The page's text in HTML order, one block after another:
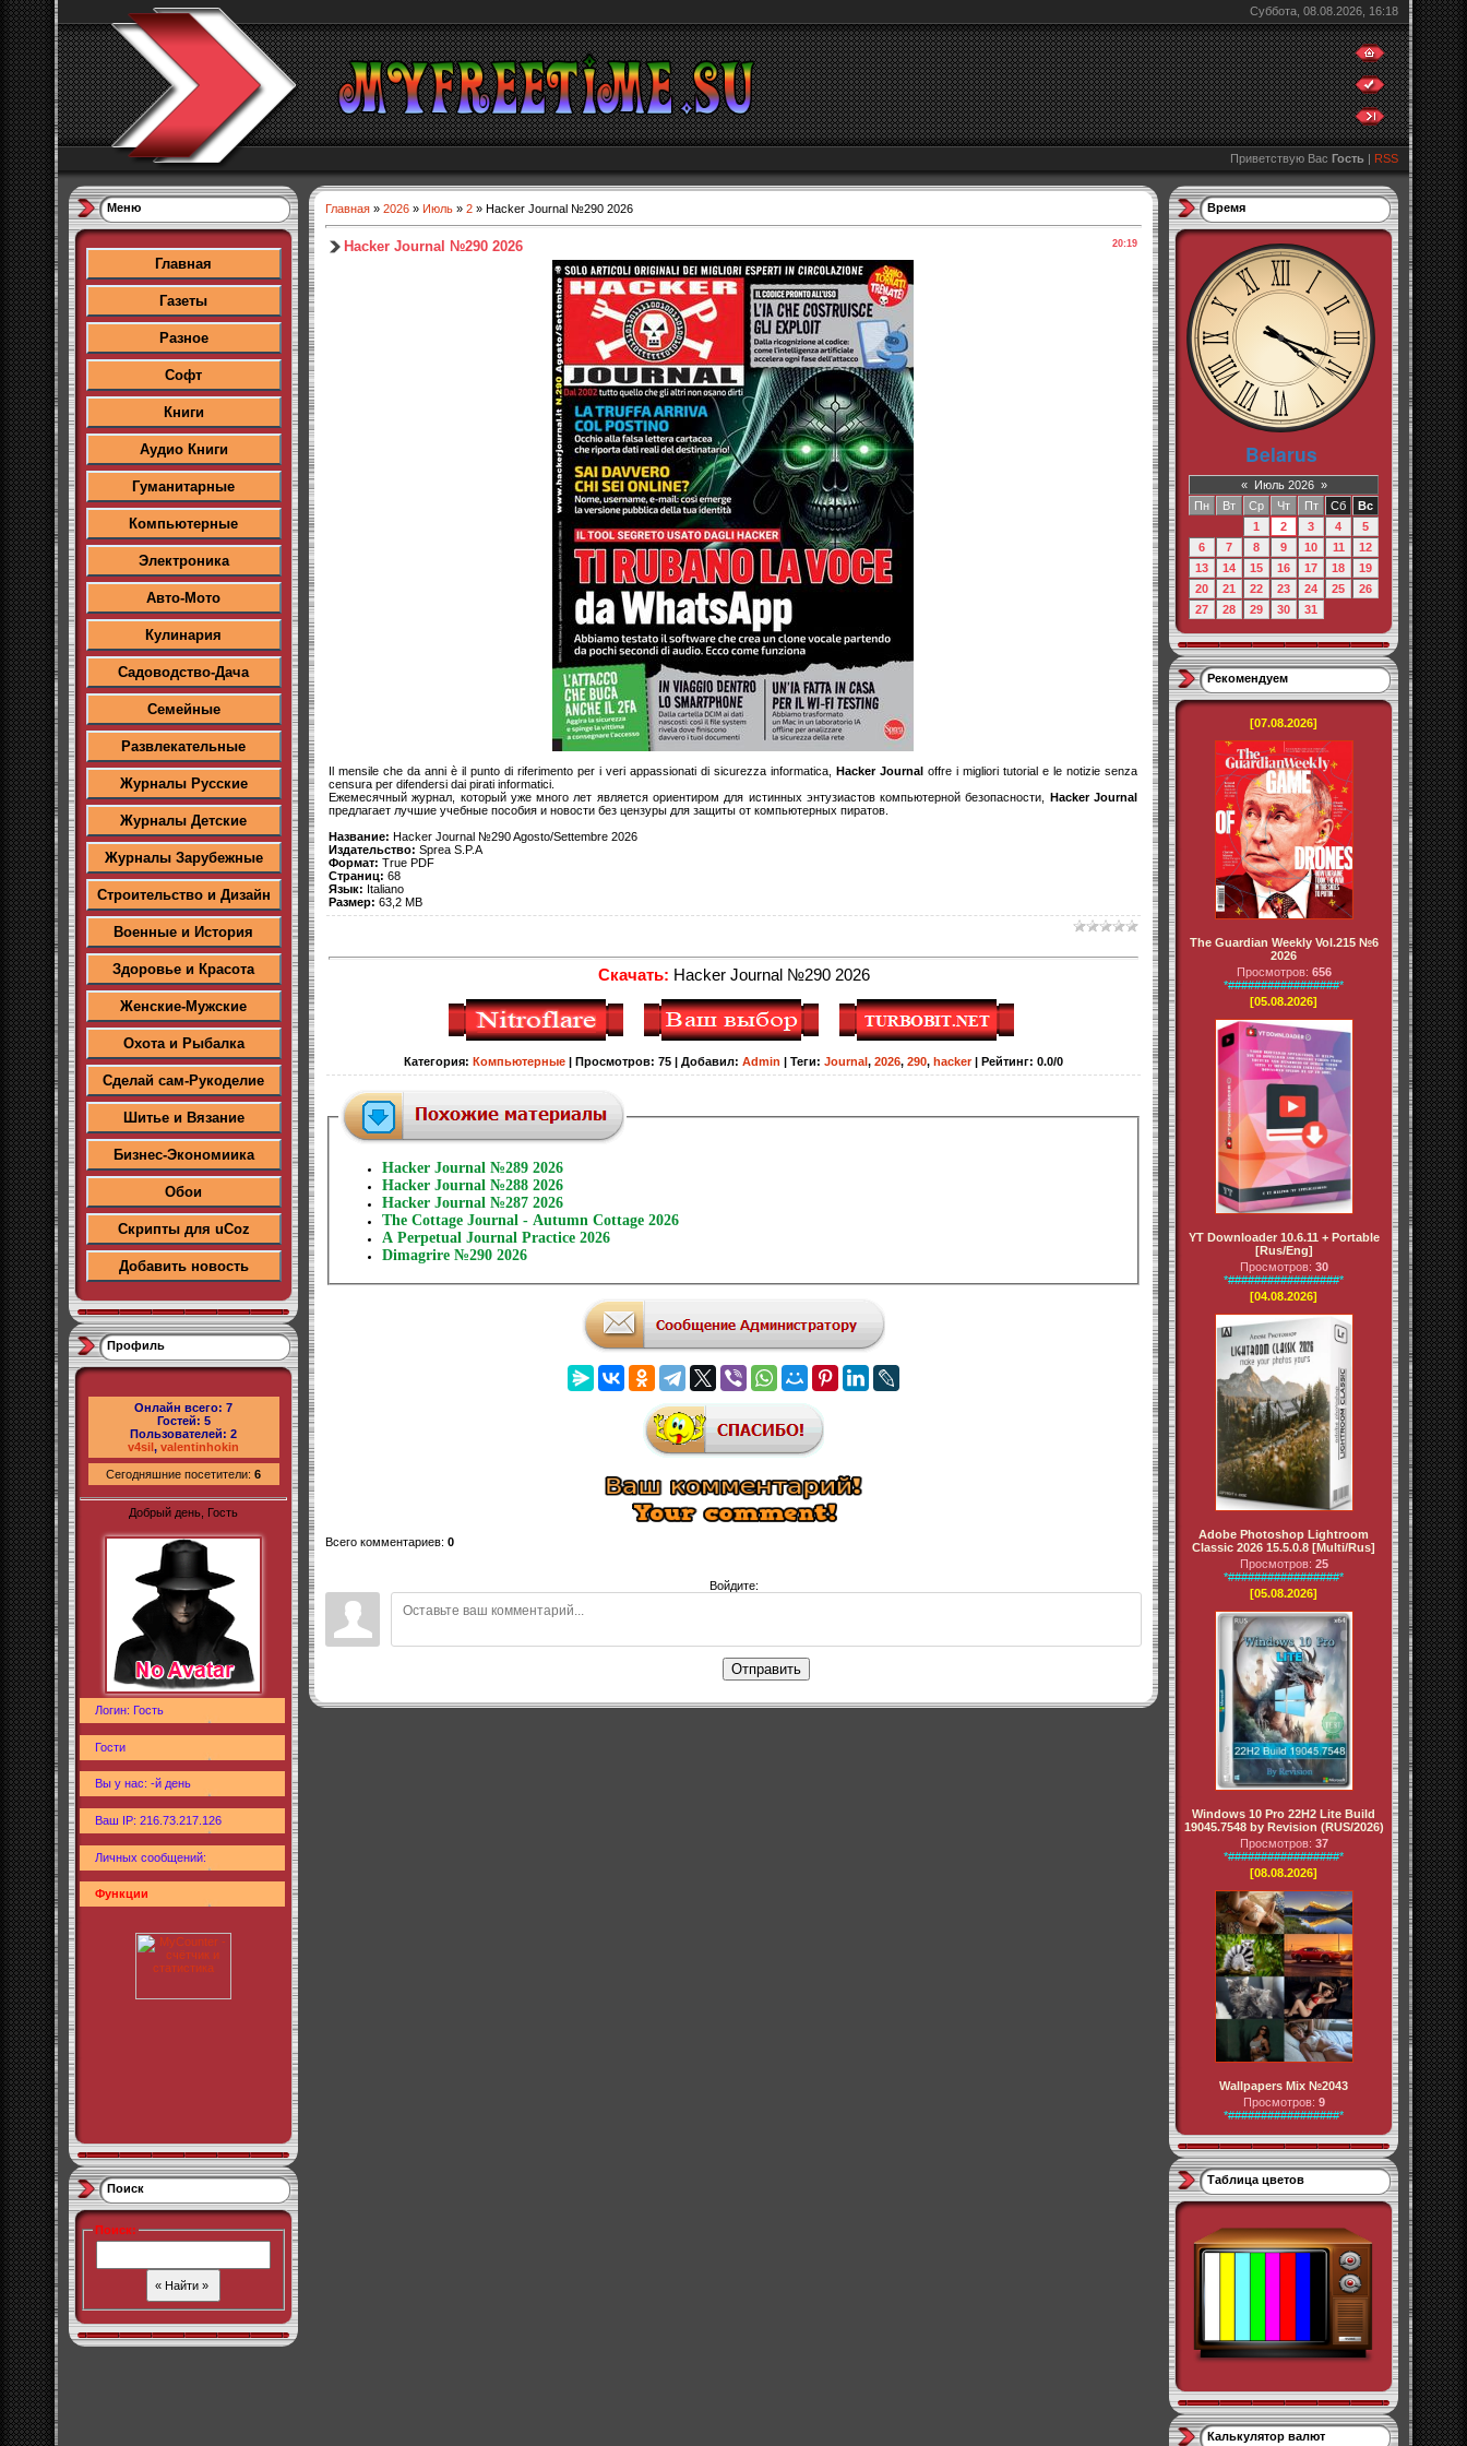
Суббота, 08.08.2026, 16:18
Приветствую Вас Гость | RSS
Меню
Главная
Газеты
Разное
Софт
Книги
Аудио Книги
Гуманитарные
Компьютерные
Электроника
Авто-Мото
Кулинария
Садоводство-Дача
Семейные
Развлекательные
Журналы Русские
Журналы Детские
Журналы Зарубежные
Строительство и Дизайн
Военные и История
Здоровье и Красота
Женские-Мужские
Охота и Рыбалка
Сделай сам-Рукоделие
Шитье и Вязание
Бизнес-Экономиика
Обои
Скрипты для uCoz
Добавить новость
Профиль
Онлайн всего: 7
Гостей: 5
Пользователей: 2
v4sil, valentinhokin
Сегодняшние посетители: 6
Добрый день, Гость
Логин: Гость
Гости
Вы у нас: -й день
Ваш IP: 216.73.217.126
Личных сообщений:
Функции
Поиск
Поиск:
Главная » 2026 » Июль » 2 » Hacker Journal №290 2026
20:19
Hacker Journal №290 2026
Il mensile che da anni è il punto di riferimento per i veri appassionati di sicurezza informatica, Hacker Journal offre i migliori tutorial e le notizie senza
censura per difendersi dai pirati informatici.
Ежемесячный журнал, который уже много лет является ориентиром для истинных энтузиастов компьютерной безопасности, Hacker Journal
предлагает лучшие учебные пособия и новости без цензуры для защиты от компьютерных пиратов.
Название: Hacker Journal №290 Agosto/Settembre 2026
Издательство: Sprea S.P.A
Формат: True PDF
Страниц: 68
Язык: Italiano
Размер: 63,2 MB
Скачать: Hacker Journal №290 2026
Категория: Компьютерные Просмотров: 75 Добавил: Admin Теги: Journal , 2026, 290, hacker Рейтинг: 0.0/0
Hacker Journal №289 2026
Hacker Journal №288 2026
Hacker Journal №287 2026
The Cottage Journal - Autumn Cottage 2026
A Perpetual Journal Practice 2026
Dimagrire №290 2026
Всего комментариев: 0
Войдите:
Отправить
Время
« Июль 2026 »
Пн
Вт Ср Чт Пт Сб
Вс
1
2 3 4
5
6
7 8 9 10 11
12
13
14 15 16 17 18
19
20
21 22 23 24 25
26
27
28 29 30 31
Рекомендуем
[07.08.2026]
The Guardian Weekly Vol.215 №6
2026
Просмотров: 656
*#################*
[05.08.2026]
YT Downloader 10.6.11 + Portable
[Rus/Eng]
Просмотров: 30
*#################*
[04.08.2026]
Adobe Photoshop Lightroom
Classic 2026 15.5.0.8 [Multi/Rus]
Просмотров: 25
*#################*
[05.08.2026]
Windows 10 Pro 22H2 Lite Build
19045.7548 by Revision (RUS/2026)
Просмотров: 37
*#################*
[08.08.2026]
Wallpapers Mix №2043
Просмотров: 9
*#################*
Таблица цветов
Калькулятор валют